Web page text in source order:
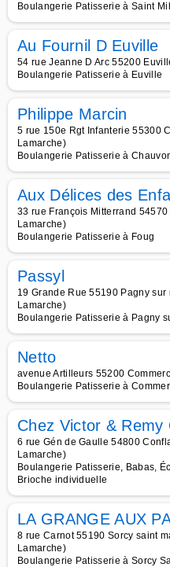
Boulangerie Patisserie à Saint
Au Fournil D Euville
54 rue Jeanne D Arc 55200
Boulangerie Patisserie à Euville
Philippe Marcin
5 rue 150e Rgt Infanterie 55300
Lamarche)
Boulangerie Patisserie à
Aux Délices des
33 rue François Mitterrand
Lamarche)
Boulangerie Patisserie à Foug
Passyl
19 Grande Rue 55190 Pagny sur
Lamarche)
Boulangerie Patisserie à Pagny
Netto
avenue Artilleurs 55200
Boulangerie Patisserie à
Chez Victor & Remy
6 rue Gén de Gaulle 54800
Lamarche)
Boulangerie Patisserie, Babas,
Brioche individuelle
LA GRANGE AUX
8 rue Carnot 55190 Sorcy saint
Lamarche)
Boulangerie Patisserie à Sorcy